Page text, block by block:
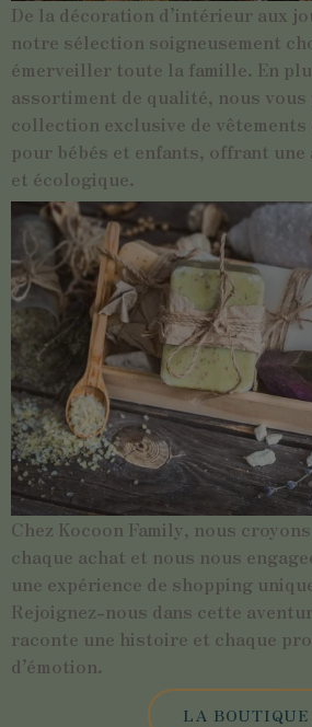
De la décoration d’intérieur aux
notre sélection soigneusement
émerveiller toute la famille. En
assortiment de qualité, nous
collection exclusive de vêtements
pour bébés et enfants, offrant
et écologique.
Chez Kocoon Family, nous
chaque achat et nous nous
une expérience de shopping
Rejoignez-nous dans cette
raconte une histoire et chaque
d’émotion.
LA BOUTIQUE